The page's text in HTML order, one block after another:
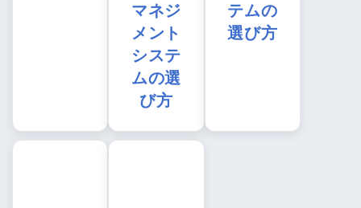
マネジ
メント
システ
ムの選
び方
テムの
選び方